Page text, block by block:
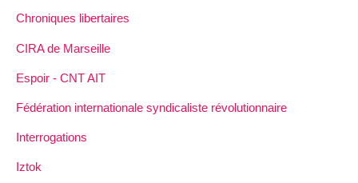
Chroniques libertaires
CIRA de Marseille
Espoir - CNT AIT
Fédération internationale syndicaliste révolutionnaire
Interrogations
Iztok